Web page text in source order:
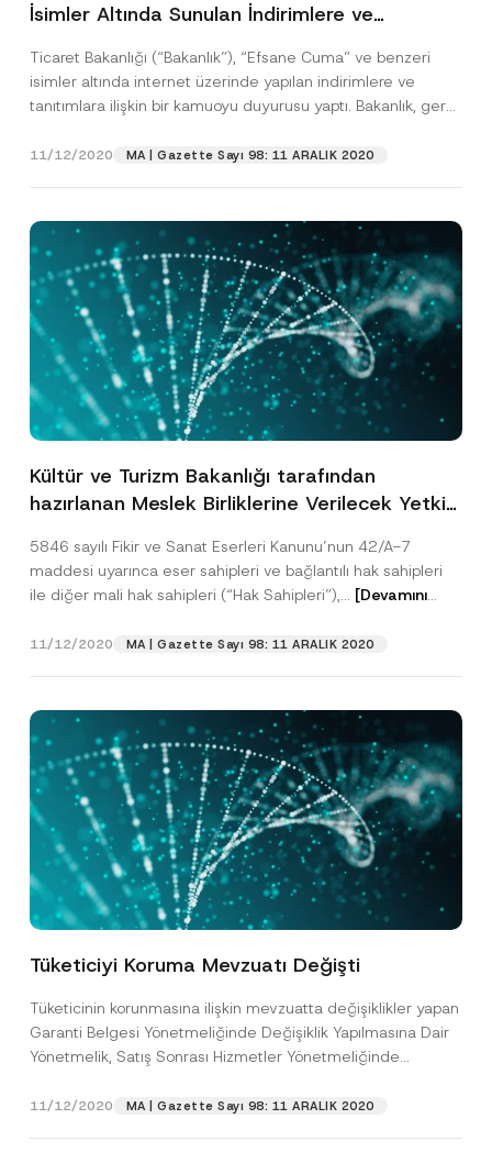
İsimler Altında Sunulan İndirimlere ve
Ticaret Bakanlığı (“Bakanlık”), “Efsane Cuma” ve benzeri
isimler altında internet üzerinde yapılan indirimlere ve
tanıtımlara ilişkin bir kamuoyu duyurusu yaptı. Bakanlık, gerek
11/12/2020 MA | Gazette Sayı 98: 11 ARALIK 2020
Kültür ve Turizm Bakanlığı tarafından
hazırlanan Meslek Birliklerine Verilecek Yetki
5846 sayılı Fikir ve Sanat Eserleri Kanunu’nun 42/A-7
maddesi uyarınca eser sahipleri ve bağlantılı hak sahipleri
ile diğer mali hak sahipleri (“Hak Sahipleri”),... [Devamını
11/12/2020 MA | Gazette Sayı 98: 11 ARALIK 2020
Tüketiciyi Koruma Mevzuatı Değişti
Tüketicinin korunmasına ilişkin mevzuatta değişiklikler yapan
Garanti Belgesi Yönetmeliğinde Değişiklik Yapılmasına Dair
Yönetmelik, Satış Sonrası Hizmetler Yönetmeliğinde
[Devamını Oku]
11/12/2020 MA | Gazette Sayı 98: 11 ARALIK 2020
Ad *
Soyad
Firma
Pozisyon
E-Posta Adresi *
*
*
*
i
v
c
o
i
e
*
Bu iletişim formu aracılığıyla sağlanan kişisel
verilerle ilgiliaydınlatma metnini okudum ve
anladım.
A
p
p
o
*
Bu iletişim formunu göndererek,
aydınlatma
metninde açıklanan şekilde kişisel verilerimin
işlenmesine izin veriyorum.